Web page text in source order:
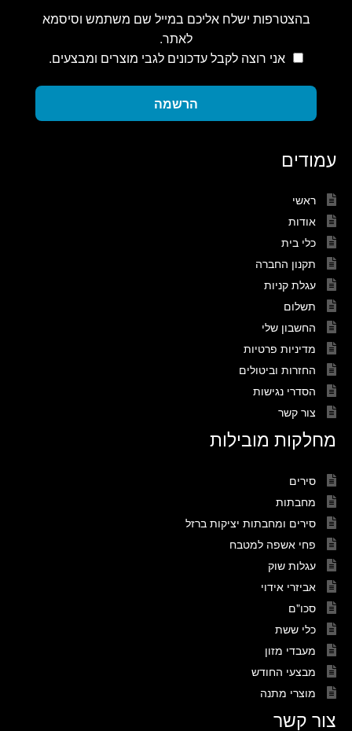
בהצטרפות ישלח אליכם במייל שם משתמש וסיסמא
לאתר.
אני רוצה לקבל עדכונים לגבי מוצרים ומבצעים.
הרשמה
עמודים
ראשי
אודות
כלי בית
תקנון החברה
עגלת קניות
תשלום
החשבון שלי
מדיניות פרטיות
החזרות וביטולים
הסדרי נגישות
צור קשר
מחלקות מובילות
סירים
מחבתות
סירים ומחבתות יציקות ברזל
פחי אשפה למטבח
עגלות שוק
אביזרי אידוי
סכו"ם
כלי ששת
מעבדי מזון
מבצעי החודש
מוצרי מתנה
צור קשר